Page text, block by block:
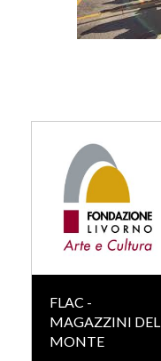
FLAC -
MAGAZZINI DEL
MONTE